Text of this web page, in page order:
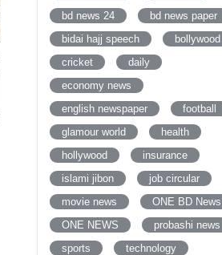
bd news 24
bd news paper
bidai hajj speech
bollywood
cricket
daily
economy news
english newspaper
football
glamour world
health
hollywood
insurance
islami jibon
job circular
movie news
ONE BD News
ONE NEWS
probashi news
sports
technology